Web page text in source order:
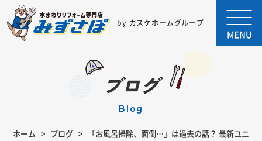
by カスケホームグループ
MENU
ブログ
blog
ホーム ブログ 「お風呂掃除、面倒…」は過去の話？ 最新ユニ